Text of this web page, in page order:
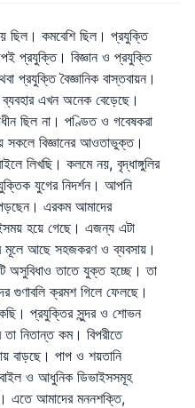
ছিল। কমবেশি ছিল। প্রযুক্তি
প্রযুক্তি। বিজ্ঞান ও প্রযুক্তি
প্রযুক্তি বৈজ্ঞানিক বাস্তবায়ন।
এখন অনেক বেড়েছে।
ছিল না। পণ্ডিত ও গবেষকরা
বিজ্ঞানের আওতাভুক্ত।
লিখছি। কলমে নয়, বৃদ্ধাঙ্গুলির
যুগের নিদর্শন। আপনি
পড়ছেন। এরকম আমাদের
হয়ে গেছে। এজন্য এটা
মূলে আছে সহজকরণ ও ব্যবসায়।
অসুবিধাও তাতে যুক্ত হচ্ছে। তা
গুণাবলি ক্রমশ গিলে ফেলছে।
প্রযুক্তির সুন্দর ও শোভন
নিতান্ত কম। বিপরীতে
বাড়ছে। পাপ ও শয়তানি
ও আধুনিক ডিভাইসসমূহ
এতে আমাদের মননশক্তি,